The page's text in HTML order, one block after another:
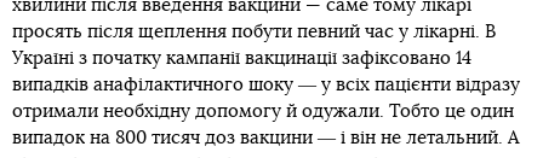
хвилини після введення вакцини — саме тому лікарі
просять після щеплення побути певний час у лікарні. В
Україні з початку кампанії вакцинації зафіксовано 14
випадків анафілактичного шоку ― у всіх пацієнти відразу
отримали необхідну допомогу й одужали. Тобто це один
випадок на 800 тисяч доз вакцини ― і він не летальний. А